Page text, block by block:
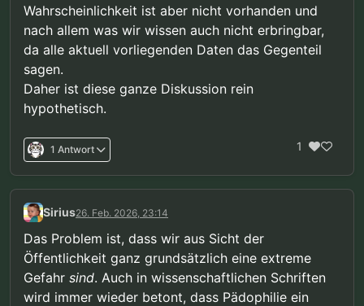
Wahrscheinlichkeit ist aber nicht vorhanden und
nach allem was wir wissen auch nicht erbringbar,
da alle aktuell vorliegenden Daten das Gegenteil
sagen.
Daher ist diese ganze Diskussion rein
hypothetisch.
1 Antwort 1
Sirius26. Feb. 2026, 23:14
Das Problem ist, dass wir aus Sicht der
Öffentlichkeit ganz grundsätzlich eine extreme
Gefahr sind. Auch in wissenschaftlichen Schriften
wird immer wieder betont, dass Pädophilie ein